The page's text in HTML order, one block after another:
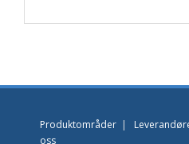
Produktområder |
oss